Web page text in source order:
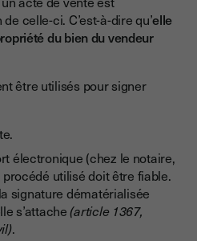
celle-ci. C’est-à-dire qu’elle
du bien du vendeur
être utilisés pour signer
électronique (chez le notaire,
utilisé doit être fiable.
signature dématérialisée
s’attache(article 1367,
.